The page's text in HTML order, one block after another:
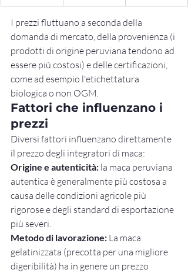
I prezzi fluttuano a seconda della
domanda di mercato, della provenienza (i
prodotti di origine peruviana tendono ad
essere più costosi) e delle certificazioni,
come ad esempio l'etichettatura
biologica o non OGM.
Fattori che influenzano i
prezzi
Diversi fattori influenzano direttamente
il prezzo degli integratori di maca:
Origine e autenticità: la maca peruviana
autentica è generalmente più costosa a
causa delle condizioni agricole più
rigorose e degli standard di esportazione
più severi.
Metodo di lavorazione: La maca
gelatinizzata (precotta per una migliore
digeribilità) ha in genere un prezzo